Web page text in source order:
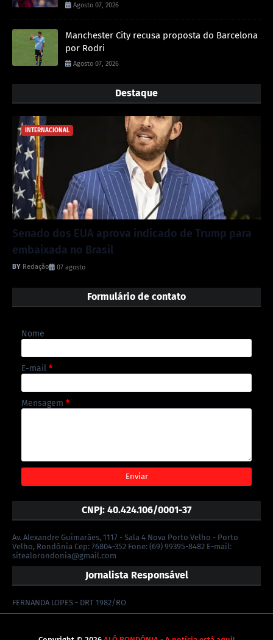
Agosto 07, 2026
Manchester City recusa proposta do Barcelona
por Rodri
Agosto 07, 2026
Destaque
INTERNACIONAL
Senado dos EUA aprova indicado de Trump para
embaixada no Brasil
Redação 07 agosto
Formulário de contato
Nome
E-mail *
Mensagem *
CNPJ: 40.424.106/0001-37
Av. Alexandre Guimarães, 1117 - Sala 4 Nova Porto Velho - Porto
Velho, Rondônia Cep: 76804-352 Fone: (69) 99395-8482 E-mail:
sitealorondonia@gmail.com
Jornalista Responsável
FERNANDA LOPES - DRT 1982/RO